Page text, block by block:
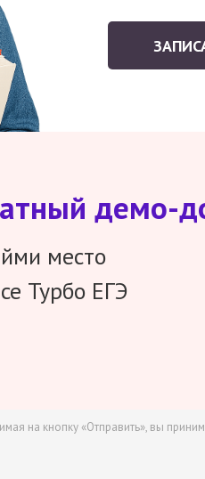
демо-
место
Турбо ЕГЭ
на кнопку «Отправить», вы